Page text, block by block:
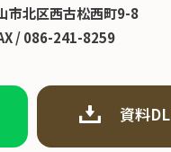
市北区西古松西町9-8
/ 086-241-8259
資料DL